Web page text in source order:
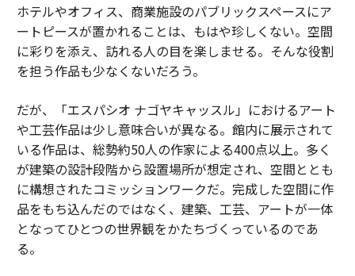
ホテルやオフィス、商業施設のパブリックスペースにア
ートピースが置かれることは、もはや珍しくない。空間
に彩りを添え、訪れる人の目を楽しませる。そんな役割
を担う作品も少なくないだろう。
だが、「エスパシオ ナゴヤキャッスル」におけるアート
や工芸作品は少し意味合いが異なる。館内に展示されて
いる作品は、総勢約50人の作家による400点以上。多く
が建築の設計段階から設置場所が想定され、空間ととも
に構想されたコミッションワークだ。完成した空間に作
品をもち込んだのではなく、建築、工芸、アートが一体
となってひとつの世界観をかたちづくっているのであ
る。